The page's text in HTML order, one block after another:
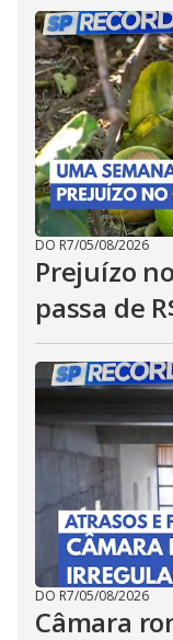
DO R7/05/08/2026
Prejuízo
passa de
DO R7/05/08/2026
Câmara